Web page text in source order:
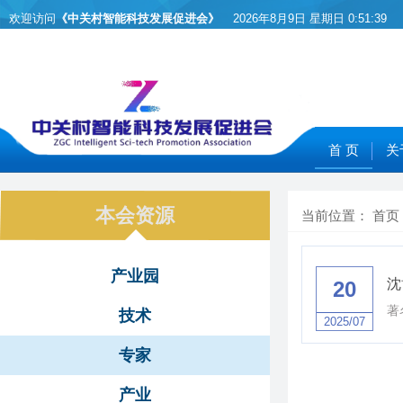
欢迎访问 《中关村智能科技发展促进会》 2026年8月9日 星期日 0:51:39
首 页 关
本会资源
产业园
技术
专家
产业
当前位置： 首页
20
2025/07
著